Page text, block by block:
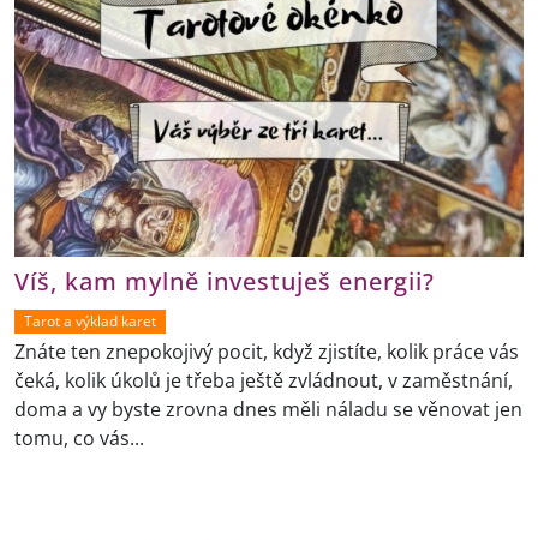
Víš, kam mylně investuješ energii?
Tarot a výklad karet
Znáte ten znepokojivý pocit, když zjistíte, kolik práce vás
čeká, kolik úkolů je třeba ještě zvládnout, v zaměstnání,
doma a vy byste zrovna dnes měli náladu se věnovat jen
tomu, co vás...